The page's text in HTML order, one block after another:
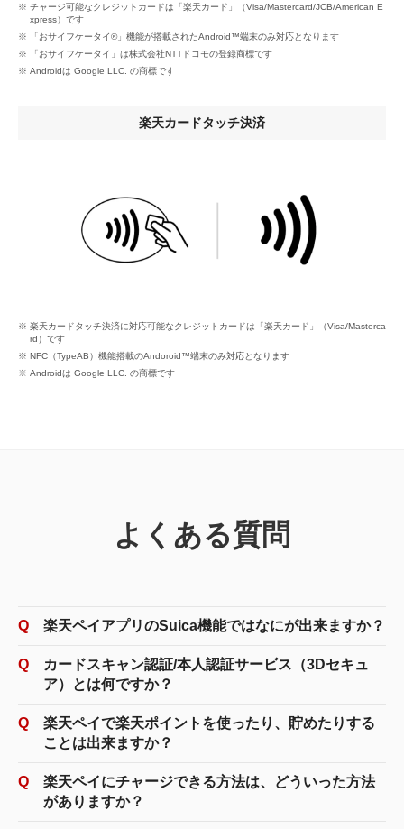
チャージ可能なクレジットカードは「楽天カード」（Visa/Mastercard/JCB/American E
xpress）です
「おサイフケータイ®」機能が搭載されたAndroid™端末のみ対応となります
「おサイフケータイ」は株式会社NTTドコモの登録商標です
Androidは Google LLC. の商標です
楽天カードタッチ決済
楽天カードタッチ決済に対応可能なクレジットカードは「楽天カード」（Visa/Masterca
rd）です
NFC（TypeAB）機能搭載のAndoroid™端末のみ対応となります
Androidは Google LLC. の商標です
よくある質問
楽天ペイアプリのSuica機能ではなにが出来ますか？
カードスキャン認証/本人認証サービス（3Dセキュ
ア）とは何ですか？
楽天ペイで楽天ポイントを使ったり、貯めたりする
ことは出来ますか？
楽天ペイにチャージできる方法は、どういった方法
がありますか？